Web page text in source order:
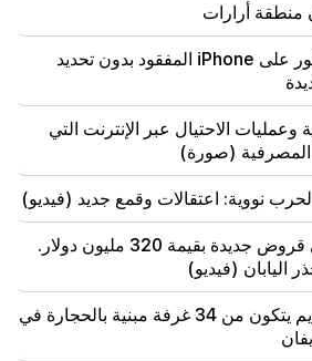
من المستشفى." جور هاكوبيان
(فيديو)
الأمريكيون الخاصون كييف
المقبلة
سيتم تغريم المؤثرين بمبلغ 5000 دولار بسبب الإعلانات
منطقة أرارات
سيكون من الممكن العثور على iPhone المفقود بدون تحديد
الاحتيال عبر الإنترنت التي
(صورة)
لحرب نووية: اعتقالات وقمع جديد (فيديو)
وستحصل الحكومة على قروض جديدة بقيمة 320 مليون دولار.
اليابان (فيديو)
تم العثور على مجمع قديم يتكون من 34 غرفة مبنية بالحجارة في